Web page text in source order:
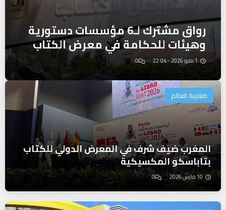
رواق مشترك لـ6 مؤسسات دستورية
وهيئات للحكامة في معرض الكتاب
1 مايو 2026 - 22:04 0
مغاربة العالم
المغرب ضيف شرف في المعرض الدولي للكتاب
بتاباسكو المكسيكية
10 مارس 2026 0